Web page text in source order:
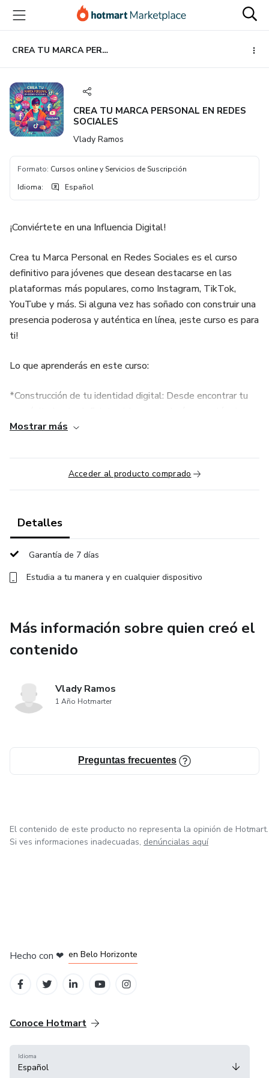
principal
página
de
página
CREA TU MARCA PERSONAL EN REDES SOCIALES
CREA TU MARCA PERSONAL EN REDES
SOCIALES
Vlady Ramos
Formato: Cursos online y Servicios de Suscripción
Idioma: Español
¡Conviértete en una Influencia Digital!
Crea tu Marca Personal en Redes Sociales es el curso
definitivo para jóvenes que desean destacarse en las
plataformas más populares, como Instagram, TikTok,
YouTube y más. Si alguna vez has soñado con construir una
presencia poderosa y auténtica en línea, ¡este curso es para
ti!
Lo que aprenderás en este curso:
*Construcción de tu identidad digital: Desde encontrar tu
y conectar con las personas correctas.
*Creación de contenido atractivo: Te enseñaré a crear
publicaciones visualmente impactantes que capturen la
atención de tu audiencia, sin necesidad de ser un experto en
*Crecimiento orgánico en redes sociales: Descubre las
estrategias que te permitirán ganar seguidores y crear una
colaboraciones con marcas hasta la venta de productos o
servicios propios.
Mostrar más
Acceder al producto comprado
Detalles
Garantía de 7 días
Estudia a tu manera y en cualquier dispositivo
Más información sobre quien creó el
contenido
Vlady Ramos
1 Año Hotmarter
Preguntas frecuentes
El contenido de este producto no representa la opinión de Hotmart.
Si ves informaciones inadecuadas, denúncialas aquí
Hecho con ❤ en Belo Horizonte
Conoce Hotmart
Idioma
Español